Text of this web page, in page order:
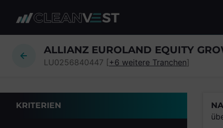
ALLIANZ EUROLAND EQUITY
LU0256840447 [+6 weitere Tranchen]
KRITERIEN